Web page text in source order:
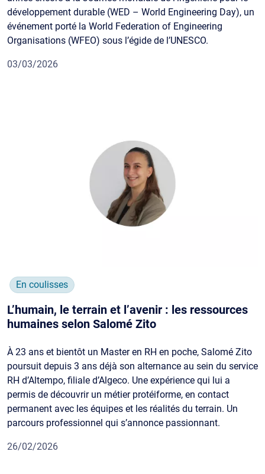
développement durable (WED – World Engineering Day), un
événement porté la World Federation of Engineering
Organisations (WFEO) sous l’égide de l’UNESCO.
03/03/2026
En coulisses
L’humain, le terrain et l’avenir : les ressources
humaines selon Salomé Zito
À 23 ans et bientôt un Master en RH en poche, Salomé Zito
poursuit depuis 3 ans déjà son alternance au sein du service
RH d’Altempo, filiale d’Algeco. Une expérience qui lui a
permis de découvrir un métier protéiforme, en contact
permanent avec les équipes et les réalités du terrain. Un
parcours professionnel qui s’annonce passionnant.
26/02/2026